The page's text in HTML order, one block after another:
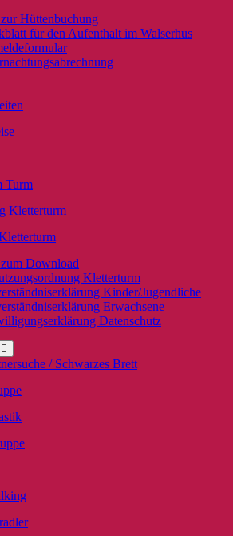
Hüttenbuchung
für den Aufenthalt im Walserhus
Turm
Kletterturm
Download
Kletterturm
Kinder/Jugendliche
Erwachsene
Datenschutz
/ Schwarzes Brett